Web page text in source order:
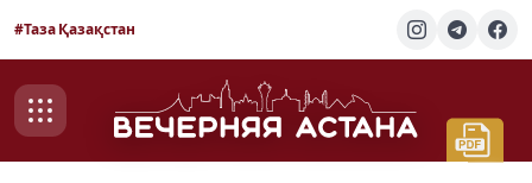
#Таза Қазақстан